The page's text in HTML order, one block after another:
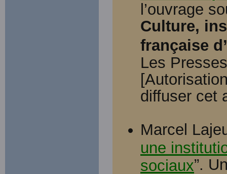
l’ouvrage
Culture,
française
Les
diffuser cet
Marcel
une
sociaux”.